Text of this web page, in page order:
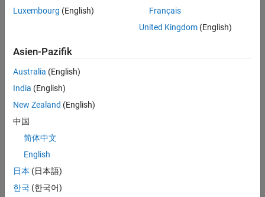
MATLAB and Simulink Student Suite
Beinhaltet MATLAB, Simulink, Online-Schulungen und
einige der am häufigsten verwendeten Zusatzprodukte.
Jetzt kaufen
Luxembourg (English)
Français
United Kingdom(English)
Asien-Pazifik
Australia (English)
India (English)
New Zealand (English)
中国
简体中文
English
日本 (日本語)
한국 (한국어)